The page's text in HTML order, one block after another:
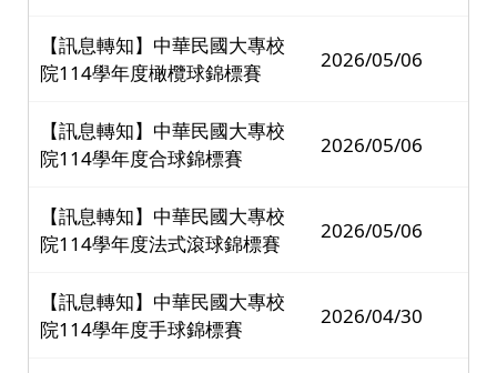
【訊息轉知】中華民國大專校
院114學年度橄欖球錦標賽
2026/05/06
【訊息轉知】中華民國大專校
院114學年度合球錦標賽
2026/05/06
【訊息轉知】中華民國大專校
院114學年度法式滾球錦標賽
2026/05/06
【訊息轉知】中華民國大專校
院114學年度手球錦標賽
2026/04/30